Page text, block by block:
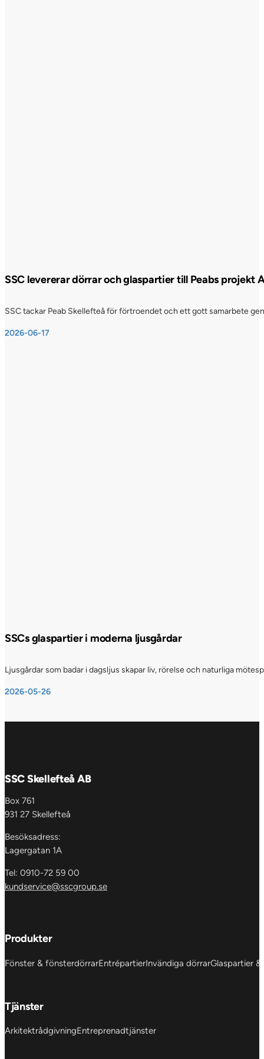
SSC levererar dörrar och glaspartier till Peabs projekt
SSC tackar Peab Skellefteå för förtroendet och ett gott samarbete
2026-06-17
SSCs glaspartier i moderna ljusgårdar
Ljusgårdar som badar i dagsljus skapar liv, rörelse och naturliga
2026-05-26
SSC Skellefteå AB
Box 761
931 27 Skellefteå
Besöksadress:
Lagergatan 1A
Tel: 0910-72 59 00
kundservice@sscgroup.se
Produkter
Fönster & fönsterdörrarEntrépartierInvändiga dörrarGlaspartier
Tjänster
ArkitektrådgivningEntreprenadtjänster